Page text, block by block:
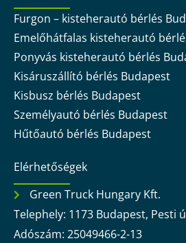
Furgon – kisteherautó bérlés
Emelőhátfalas kisteherautó
Ponyvás kisteherautó bérlés
Kisáruszállító bérlés Budapest
Kisbusz bérlés Budapest
Személyautó bérlés Budapest
Hűtőautó bérlés Budapest
Elérhetőségek
Green Truck Hungary Kft.
Telephely: 1173 Budapest, Pesti
Adószám: 25049466-2-13